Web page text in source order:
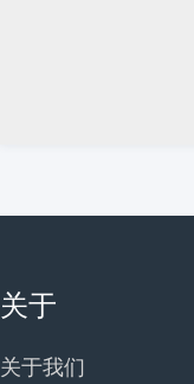
关于
关于我们